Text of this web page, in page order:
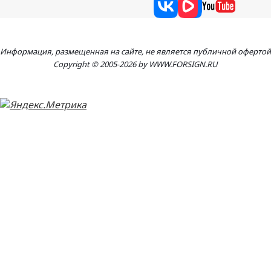
Информация, размещенная на сайте, не является публичной офертой
Copyright © 2005-2026 by WWW.FORSIGN.RU